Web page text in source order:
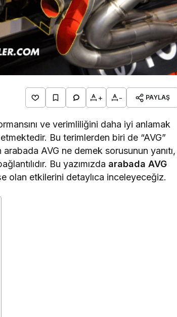
+ - PAYLAŞ
ve verimliliğini daha iyi anlamak
Bu terimlerden biri de “AVG”
AVG ne demek sorusunun yanıtı,
Bu yazımızda arabada AVG
olan etkilerini detaylıca inceleyeceğiz.